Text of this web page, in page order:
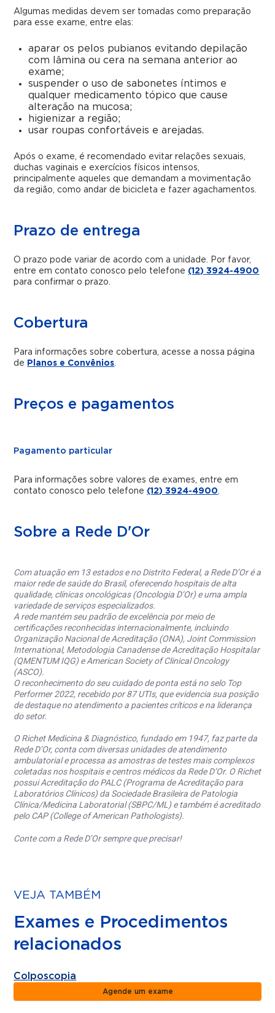
Algumas medidas devem ser tomadas como preparação
para esse exame, entre elas:
aparar os pelos pubianos evitando depilação
com lâmina ou cera na semana anterior ao
exame;
suspender o uso de sabonetes íntimos e
qualquer medicamento tópico que cause
alteração na mucosa;
higienizar a região;
usar roupas confortáveis e arejadas.
Após o exame, é recomendado evitar relações sexuais,
duchas vaginais e exercícios físicos intensos,
principalmente aqueles que demandam a movimentação
da região, como andar de bicicleta e fazer agachamentos.
Prazo de entrega
O prazo pode variar de acordo com a unidade. Por favor,
entre em contato conosco pelo telefone (12) 3924-4900
para confirmar o prazo.
Cobertura
Para informações sobre cobertura, acesse a nossa página
de Planos e Convênios.
Preços e pagamentos
Pagamento particular
Para informações sobre valores de exames, entre em
contato conosco pelo telefone (12) 3924-4900.
Sobre a Rede D'Or
Com atuação em 13 estados e no Distrito Federal, a Rede D’Or é a
maior rede de saúde do Brasil, oferecendo hospitais de alta
qualidade, clínicas oncológicas (Oncologia D’Or) e uma ampla
variedade de serviços especializados.
A rede mantém seu padrão de excelência por meio de
certificações reconhecidas internacionalmente, incluindo
Organização Nacional de Acreditação (ONA), Joint Commission
International, Metodologia Canadense de Acreditação Hospitalar
(QMENTUM IQG) e American Society of Clinical Oncology
(ASCO).
O reconhecimento do seu cuidado de ponta está no selo Top
Performer 2022, recebido por 87 UTIs, que evidencia sua posição
de destaque no atendimento a pacientes críticos e na liderança
do setor.
O Richet Medicina & Diagnóstico, fundado em 1947, faz parte da
Rede D’Or, conta com diversas unidades de atendimento
ambulatorial e processa as amostras de testes mais complexos
coletadas nos hospitais e centros médicos da Rede D’Or. O Richet
possui Acreditação do PALC (Programa de Acreditação para
Laboratórios Clínicos) da Sociedade Brasileira de Patologia
Clínica/Medicina Laboratorial (SBPC/ML) e também é acreditado
pelo CAP (College of American Pathologists).
Conte com a Rede D’Or sempre que precisar!
VEJA TAMBÉM
Exames e Procedimentos
relacionados
Colposcopia
Agende um exame